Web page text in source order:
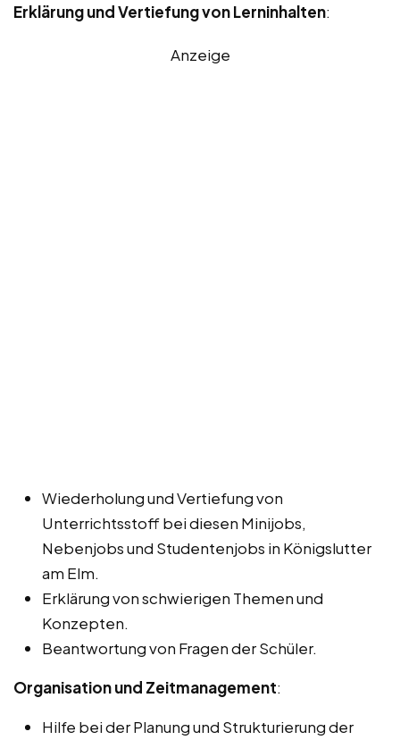
Erklärung und Vertiefung von Lerninhalten:
Anzeige
Wiederholung und Vertiefung von
Unterrichtsstoff bei diesen Minijobs,
Nebenjobs und Studentenjobs in Königslutter
am Elm.
Erklärung von schwierigen Themen und
Konzepten.
Beantwortung von Fragen der Schüler.
Organisation und Zeitmanagement:
Hilfe bei der Planung und Strukturierung der